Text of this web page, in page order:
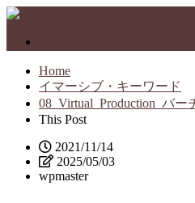
Home
イマーシブ・キーワード
08_Virtual_Production_バ
This Post
2021/11/14
2025/05/03
wpmaster